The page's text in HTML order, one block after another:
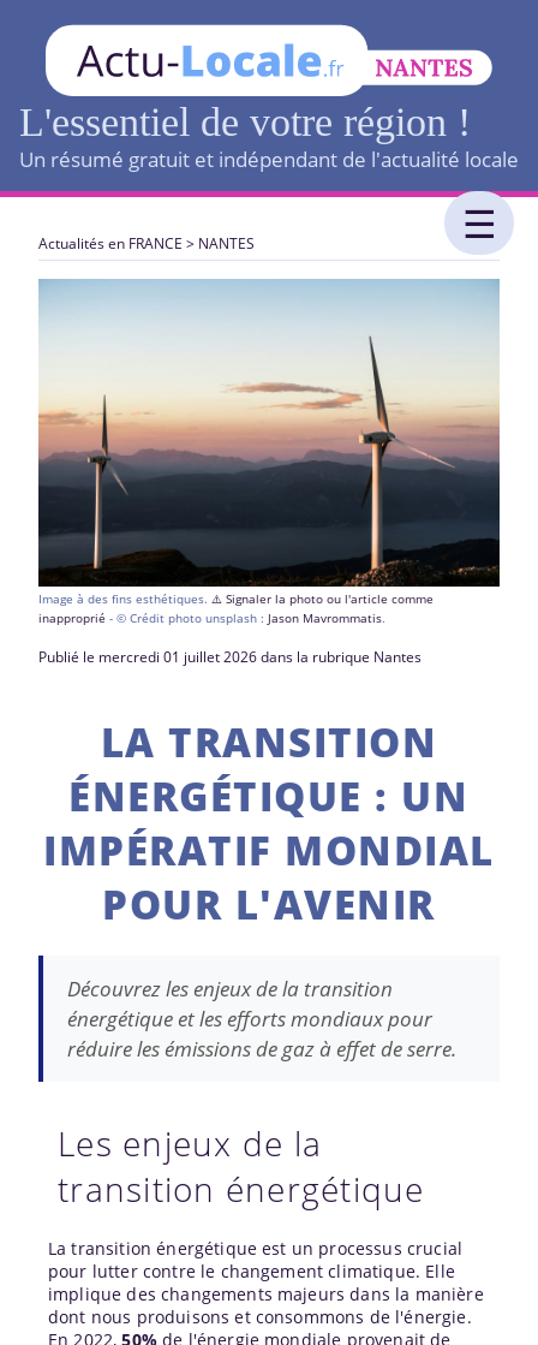
L'essentiel de votre région !
Un résumé gratuit et indépendant de l'actualité locale
Actualités en FRANCE > NANTES
Image à des fins esthétiques. ⚠️ Signaler la photo ou l'article comme
inapproprié - © Crédit photo unsplash : Jason Mavrommatis.
Publié le mercredi 01 juillet 2026 dans la rubrique Nantes
LA TRANSITION
ÉNERGÉTIQUE : UN
IMPÉRATIF MONDIAL
POUR L'AVENIR
Découvrez les enjeux de la transition
énergétique et les efforts mondiaux pour
réduire les émissions de gaz à effet de serre.
Les enjeux de la
transition énergétique
La transition énergétique est un processus crucial
pour lutter contre le changement climatique. Elle
implique des changements majeurs dans la manière
dont nous produisons et consommons de l'énergie.
En 2022,50%de l'énergie mondiale provenait de